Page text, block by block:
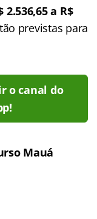
2.536,65 a R$
previstas para
o canal do
Mauá